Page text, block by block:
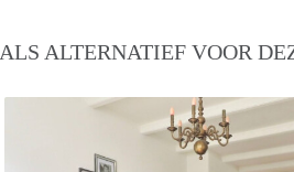
ALS ALTERNATIEF VOOR